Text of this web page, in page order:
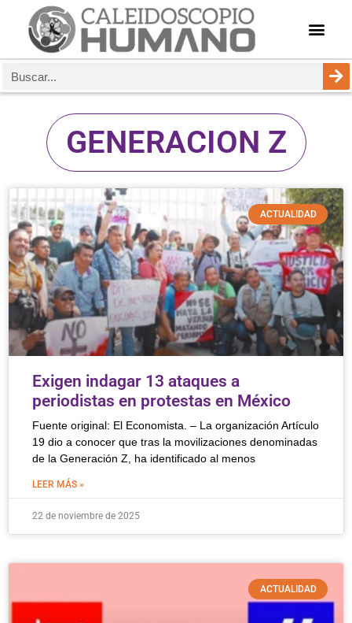
GENERACION Z
ACTUALIDAD
Exigen indagar 13 ataques a
periodistas en protestas en México
Fuente original: El Economista. – La organización Artículo
19 dio a conocer que tras la movilizaciones denominadas
de la Generación Z, ha identificado al menos
LEER MÁS »
22 de noviembre de 2025
ACTUALIDAD